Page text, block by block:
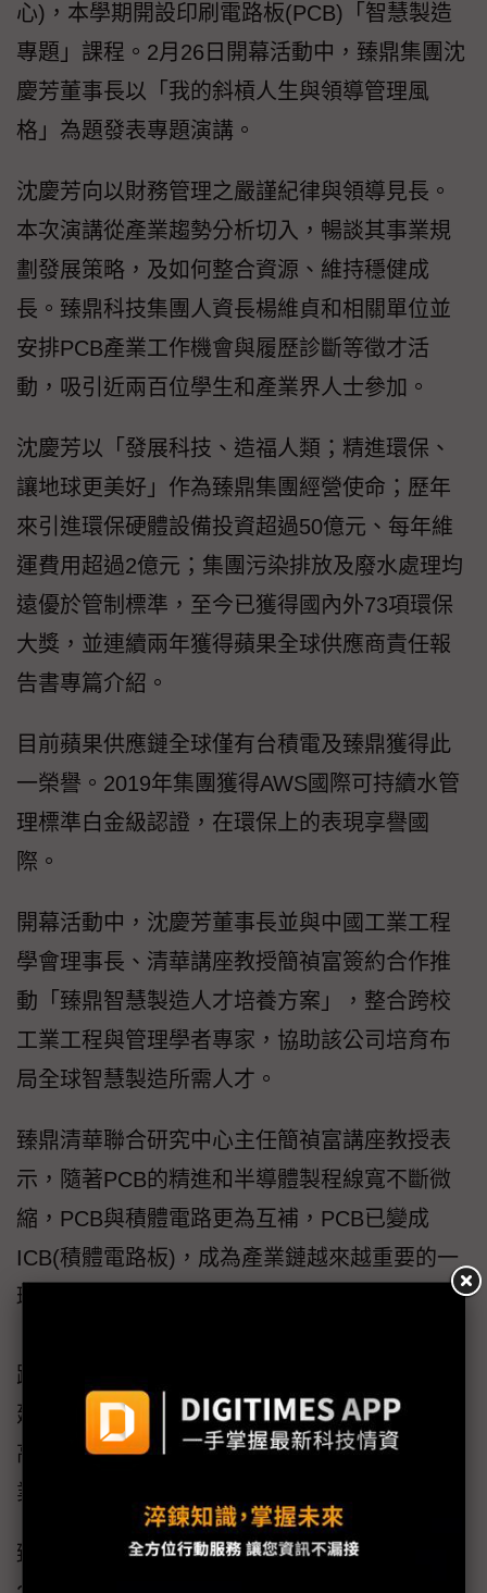
心)，本學期開設印刷電路板(PCB)「智慧製造
專題」課程。2月26日開幕活動中，臻鼎集團沈
慶芳董事長以「我的斜槓人生與領導管理風
格」為題發表專題演講。
沈慶芳向以財務管理之嚴謹紀律與領導見長。
本次演講從產業趨勢分析切入，暢談其事業規
劃發展策略，及如何整合資源、維持穩健成
長。臻鼎科技集團人資長楊維貞和相關單位並
安排PCB產業工作機會與履歷診斷等徵才活
動，吸引近兩百位學生和產業界人士參加。
沈慶芳以「發展科技、造福人類；精進環保、
讓地球更美好」作為臻鼎集團經營使命；歷年
來引進環保硬體設備投資超過50億元、每年維
運費用超過2億元；集團污染排放及廢水處理均
遠優於管制標準，至今已獲得國內外73項環保
大獎，並連續兩年獲得蘋果全球供應商責任報
告書專篇介紹。
目前蘋果供應鏈全球僅有台積電及臻鼎獲得此
一榮譽。2019年集團獲得AWS國際可持續水管
理標準白金級認證，在環保上的表現享譽國
際。
開幕活動中，沈慶芳董事長並與中國工業工程
學會理事長、清華講座教授簡禎富簽約合作推
動「臻鼎智慧製造人才培養方案」，整合跨校
工業工程與管理學者專家，協助該公司培育布
局全球智慧製造所需人才。
臻鼎清華聯合研究中心主任簡禎富講座教授表
示，隨著PCB的精進和半導體製程線寬不斷微
縮，PCB與積體電路更為互補，PCB已變成
ICB(積體電路板)，成為產業鏈越來越重要的一
環；透過全方位產學合作與人才培育，希望以
跨領域人才和研發能量，與臻鼎科技集團合作
建立PCB學院，推動台灣PCB產業維新並創造
高價值經濟，成為另一個影響全球的關鍵產
業。
臻鼎科技集團位居全球PCB產業龍頭。